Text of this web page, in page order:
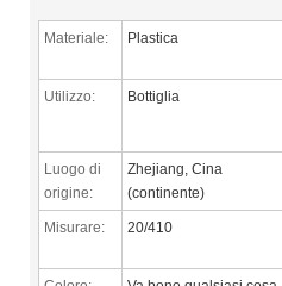
Materiale: Plastica
Utilizzo: Bottiglia
Luogo di
origine:
Zhejiang, Cina
(continente)
Misurare: 20/410